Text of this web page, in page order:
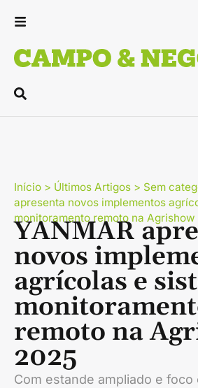
Início > Últimos Artigos > Sem
apresenta novos implementos
monitoramento remoto na Agrishow
YANMAR
novos
agrícolas e
remoto na
2025
Com estande ampliado e foco